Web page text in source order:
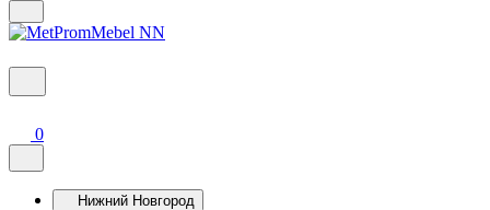
0
Нижний Новгород